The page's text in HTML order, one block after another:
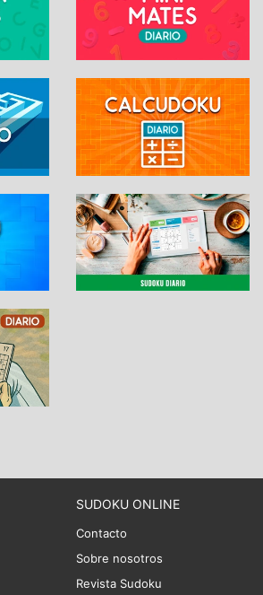
SUDOKU ONLINE
Contacto
Sobre nosotros
Revista Sudoku